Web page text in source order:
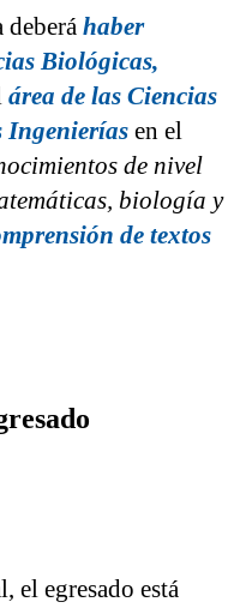
deberá haber
Biológicas,
área de las Ciencias
Ingenierías en el
de nivel
biología y
de textos
el egresado está